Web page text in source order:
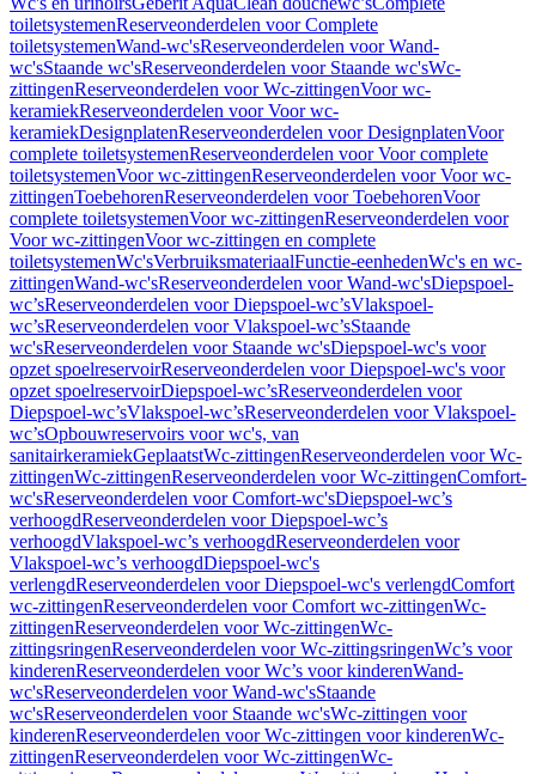
toiletsystemenReserveonderdelen voor Complete
toiletsystemenWand-wc'sReserveonderdelen voor Wand-
wc'sStaande wc'sReserveonderdelen voor Staande wc'sWc-
zittingenReserveonderdelen voor Wc-zittingenVoor wc-
keramiekReserveonderdelen voor Voor wc-
keramiekDesignplatenReserveonderdelen voor DesignplatenVoor
complete toiletsystemenReserveonderdelen voor Voor complete
toiletsystemenVoor wc-zittingenReserveonderdelen voor Voor wc-
zittingenToebehorenReserveonderdelen voor ToebehorenVoor
complete toiletsystemenVoor wc-zittingenReserveonderdelen voor
Voor wc-zittingenVoor wc-zittingen en complete
toiletsystemenWc'sVerbruiksmateriaalFunctie-eenhedenWc's en wc-
zittingenWand-wc'sReserveonderdelen voor Wand-wc'sDiepspoel-
wc’sReserveonderdelen voor Diepspoel-wc’sVlakspoel-
wc’sReserveonderdelen voor Vlakspoel-wc’sStaande
wc'sReserveonderdelen voor Staande wc'sDiepspoel-wc's voor
opzet spoelreservoirReserveonderdelen voor Diepspoel-wc's voor
opzet spoelreservoirDiepspoel-wc’sReserveonderdelen voor
Diepspoel-wc’sVlakspoel-wc’sReserveonderdelen voor Vlakspoel-
wc’sOpbouwreservoirs voor wc's, van
sanitairkeramiekGeplaatstWc-zittingenReserveonderdelen voor Wc-
zittingenWc-zittingenReserveonderdelen voor Wc-zittingenComfort-
wc'sReserveonderdelen voor Comfort-wc'sDiepspoel-wc’s
verhoogdReserveonderdelen voor Diepspoel-wc’s
verhoogdVlakspoel-wc’s verhoogdReserveonderdelen voor
Vlakspoel-wc’s verhoogdDiepspoel-wc's
verlengdReserveonderdelen voor Diepspoel-wc's verlengdComfort
wc-zittingenReserveonderdelen voor Comfort wc-zittingenWc-
zittingenReserveonderdelen voor Wc-zittingenWc-
zittingsringenReserveonderdelen voor Wc-zittingsringenWc’s voor
kinderenReserveonderdelen voor Wc’s voor kinderenWand-
wc'sReserveonderdelen voor Wand-wc'sStaande
wc'sReserveonderdelen voor Staande wc'sWc-zittingen voor
kinderenReserveonderdelen voor Wc-zittingen voor kinderenWc-
zittingenReserveonderdelen voor Wc-zittingenWc-